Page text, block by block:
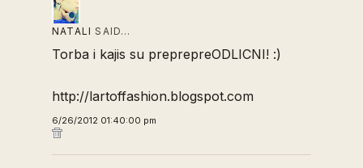
NATALI SAID…
Torba i kajis su preprepreODLICNI! :)
http://lartoffashion.blogspot.com
6/26/2012 01:40:00 pm